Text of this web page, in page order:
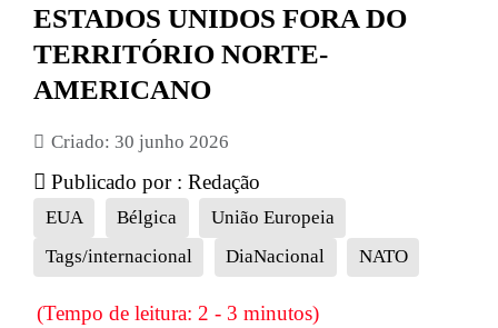
ESTADOS UNIDOS FORA DO
TERRITÓRIO NORTE-
AMERICANO
Criado: 30 junho 2026
Publicado por : Redação
EUA Bélgica
União Europeia
Tags/internacional
DiaNacional NATO
(Tempo de leitura: 2 - 3 minutos)